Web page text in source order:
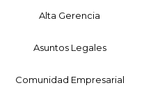
Alta Gerencia
Asuntos Legales
Comunidad Empresarial